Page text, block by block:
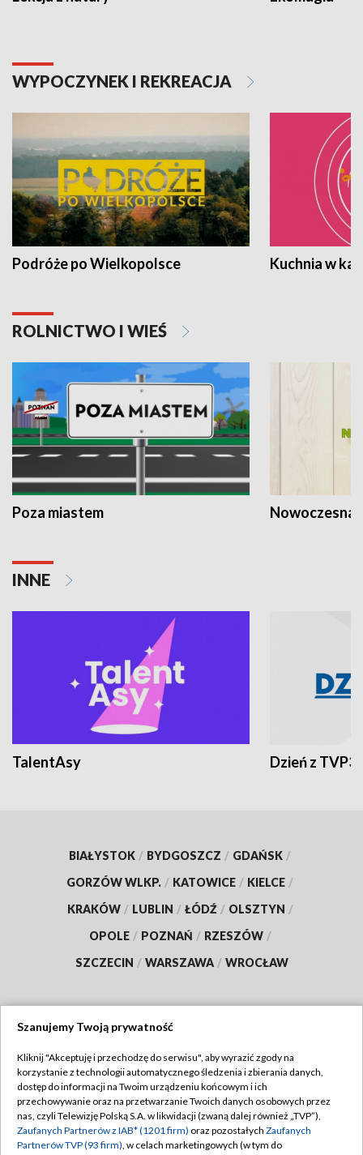
WYPOCZYNEK I REKREACJA
Podróże po Wielkopolsce Kuchnia w
ROLNICTWO I WIEŚ
Poza miastem Nowoczesna
INNE
TalentAsy Dzień z TVP3
BIAŁYSTOK / BYDGOSZCZ / GDAŃSK /
GORZÓW WLKP. / KATOWICE / KIELCE /
KRAKÓW / LUBLIN / ŁÓDŹ / OLSZTYN /
OPOLE / POZNAŃ / RZESZÓW /
SZCZECIN / WARSZAWA / WROCŁAW
TVP
Abonament TVP
Emisja w TVP
Regulamin TVP
Polityka prywatności
Szanujemy Twoją prywatność
Kliknij "Akceptuję i przechodzę do serwisu", aby wyrazić zgody na
korzystanie z technologii automatycznego śledzenia i zbierania danych,
dostęp do informacji na Twoim urządzeniu końcowym i ich
przechowywanie oraz na przetwarzanie Twoich danych osobowych przez
nas, czyli Telewizję Polską S.A. w likwidacji (zwaną dalej również „TVP”),
Zaufanych Partnerów z IAB* (1201 firm) oraz pozostałych Zaufanych
Partnerów TVP (93 firm), w celach marketingowych (w tym do